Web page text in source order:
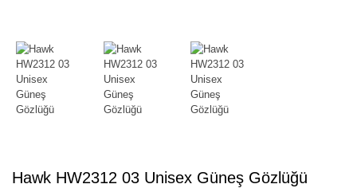
Hawk HW2312 03 Unisex Güneş Gözlüğü